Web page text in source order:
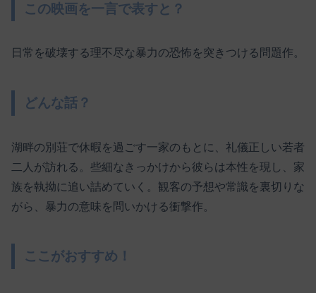
この映画を一言で表すと？
日常を破壊する理不尽な暴力の恐怖を突きつける問題作。
どんな話？
湖畔の別荘で休暇を過ごす一家のもとに、礼儀正しい若者
二人が訪れる。些細なきっかけから彼らは本性を現し、家
族を執拗に追い詰めていく。観客の予想や常識を裏切りな
がら、暴力の意味を問いかける衝撃作。
ここがおすすめ！